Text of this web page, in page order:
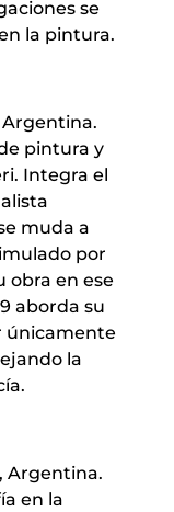
se
la pintura.
Argentina.
pintura y
Integra el
muda a
por
obra en ese
aborda su
únicamente
la
Argentina.
en la